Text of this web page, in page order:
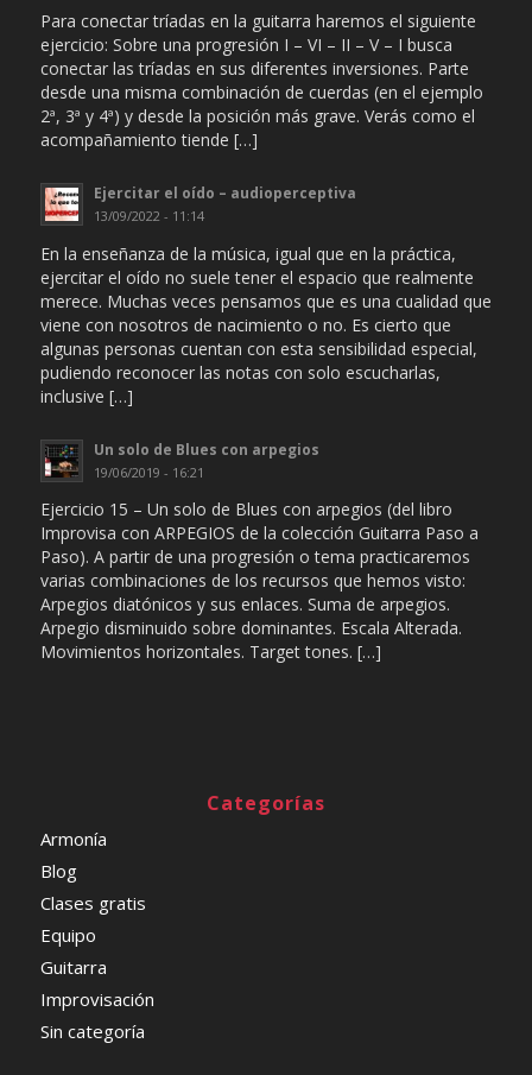
Para conectar tríadas en la guitarra haremos el siguiente
ejercicio: Sobre una progresión I – VI – II – V – I busca
conectar las tríadas en sus diferentes inversiones. Parte
desde una misma combinación de cuerdas (en el ejemplo
2ª, 3ª y 4ª) y desde la posición más grave. Verás como el
acompañamiento tiende […]
Ejercitar el oído – audioperceptiva
13/09/2022 - 11:14
En la enseñanza de la música, igual que en la práctica,
ejercitar el oído no suele tener el espacio que realmente
merece. Muchas veces pensamos que es una cualidad que
viene con nosotros de nacimiento o no. Es cierto que
algunas personas cuentan con esta sensibilidad especial,
pudiendo reconocer las notas con solo escucharlas,
inclusive […]
Un solo de Blues con arpegios
19/06/2019 - 16:21
Ejercicio 15 – Un solo de Blues con arpegios (del libro
Improvisa con ARPEGIOS de la colección Guitarra Paso a
Paso). A partir de una progresión o tema practicaremos
varias combinaciones de los recursos que hemos visto:
Arpegios diatónicos y sus enlaces. Suma de arpegios.
Arpegio disminuido sobre dominantes. Escala Alterada.
Movimientos horizontales. Target tones. […]
Categorías
Armonía
Blog
Clases gratis
Equipo
Guitarra
Improvisación
Sin categoría